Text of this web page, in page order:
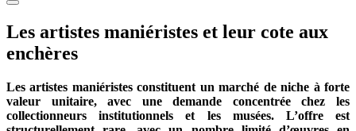
Les artistes maniéristes et leur cote aux
enchères
Les artistes maniéristes constituent un marché de niche à forte
valeur unitaire, avec une demande concentrée chez les
collectionneurs institutionnels et les musées. L’offre est